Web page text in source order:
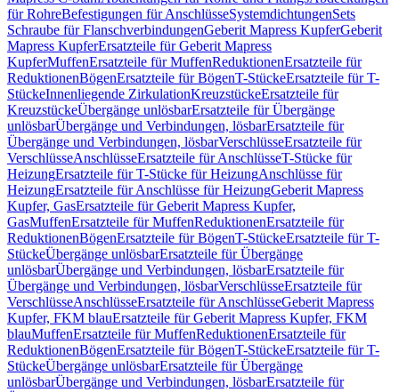
für RohreBefestigungen für AnschlüsseSystemdichtungenSets
Schraube für FlanschverbindungenGeberit Mapress KupferGeberit
Mapress KupferErsatzteile für Geberit Mapress
KupferMuffenErsatzteile für MuffenReduktionenErsatzteile für
ReduktionenBögenErsatzteile für BögenT-StückeErsatzteile für T-
StückeInnenliegende ZirkulationKreuzstückeErsatzteile für
KreuzstückeÜbergänge unlösbarErsatzteile für Übergänge
unlösbarÜbergänge und Verbindungen, lösbarErsatzteile für
Übergänge und Verbindungen, lösbarVerschlüsseErsatzteile für
VerschlüsseAnschlüsseErsatzteile für AnschlüsseT-Stücke für
HeizungErsatzteile für T-Stücke für HeizungAnschlüsse für
HeizungErsatzteile für Anschlüsse für HeizungGeberit Mapress
Kupfer, GasErsatzteile für Geberit Mapress Kupfer,
GasMuffenErsatzteile für MuffenReduktionenErsatzteile für
ReduktionenBögenErsatzteile für BögenT-StückeErsatzteile für T-
StückeÜbergänge unlösbarErsatzteile für Übergänge
unlösbarÜbergänge und Verbindungen, lösbarErsatzteile für
Übergänge und Verbindungen, lösbarVerschlüsseErsatzteile für
VerschlüsseAnschlüsseErsatzteile für AnschlüsseGeberit Mapress
Kupfer, FKM blauErsatzteile für Geberit Mapress Kupfer, FKM
blauMuffenErsatzteile für MuffenReduktionenErsatzteile für
ReduktionenBögenErsatzteile für BögenT-StückeErsatzteile für T-
StückeÜbergänge unlösbarErsatzteile für Übergänge
unlösbarÜbergänge und Verbindungen, lösbarErsatzteile für